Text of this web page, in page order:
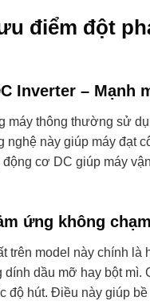
điểm đột
Inverter – Mạnh
máy thông thường sử
nghệ này giúp máy đạt
cơ DC giúp máy
ứng không
trên model này chính
dính dầu mỡ hay bột
độ hút. Điều này giúp